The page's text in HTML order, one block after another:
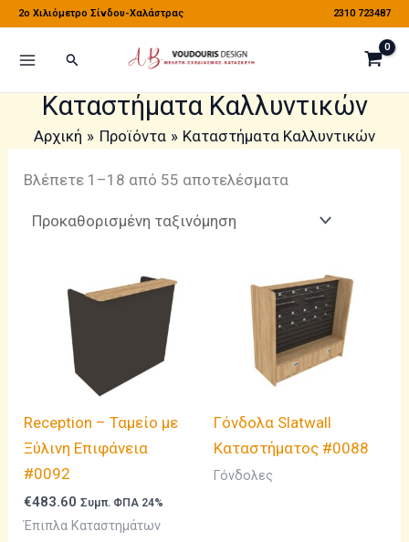
Μετάβαση
περιεχόμενο
2o Χιλιόμετρο Σίνδου-Χαλάστρας 2310 723487
Αναζήτηση
Καταστήματα Καλλυντικών
Αρχική Προϊόντα Καταστήματα Καλλυντικών
Βλέπετε 1–18 από 55 αποτελέσματα
Reception – Ταμείο με
Ξύλινη Επιφάνεια
#0092
€483.60 Συμπ. ΦΠΑ 24%
Έπιπλα Καταστημάτων
Γόνδολα Slatwall
Καταστήματος #0088
Γόνδολες